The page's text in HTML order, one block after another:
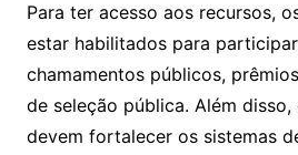
Para ter acesso aos recursos,
estar habilitados para
chamamentos públicos,
de seleção pública. Além
devem fortalecer os sistemas